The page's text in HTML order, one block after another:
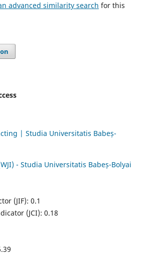
advanced similarity search for this
| Studia Universitatis Babeș-
- Studia Universitatis Babeș-Bolyai
(JIF): 0.1
(JCI): 0.18